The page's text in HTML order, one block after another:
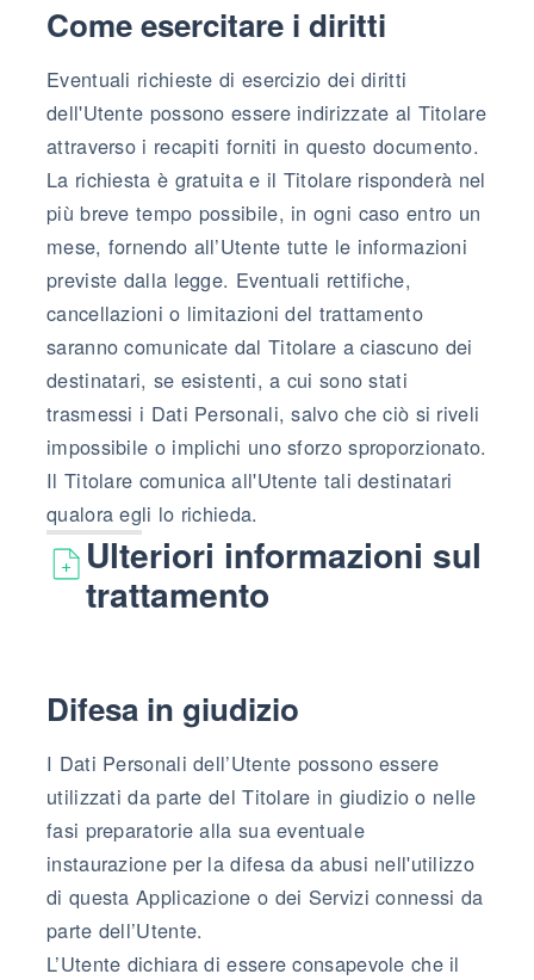
Come esercitare i diritti
Eventuali richieste di esercizio dei diritti
dell'Utente possono essere indirizzate al Titolare
attraverso i recapiti forniti in questo documento.
La richiesta è gratuita e il Titolare risponderà nel
più breve tempo possibile, in ogni caso entro un
mese, fornendo all’Utente tutte le informazioni
previste dalla legge. Eventuali rettifiche,
cancellazioni o limitazioni del trattamento
saranno comunicate dal Titolare a ciascuno dei
destinatari, se esistenti, a cui sono stati
trasmessi i Dati Personali, salvo che ciò si riveli
impossibile o implichi uno sforzo sproporzionato.
Il Titolare comunica all'Utente tali destinatari
qualora egli lo richieda.
Ulteriori informazioni sul
trattamento
Difesa in giudizio
I Dati Personali dell’Utente possono essere
utilizzati da parte del Titolare in giudizio o nelle
fasi preparatorie alla sua eventuale
instaurazione per la difesa da abusi nell'utilizzo
di questa Applicazione o dei Servizi connessi da
parte dell’Utente.
L’Utente dichiara di essere consapevole che il